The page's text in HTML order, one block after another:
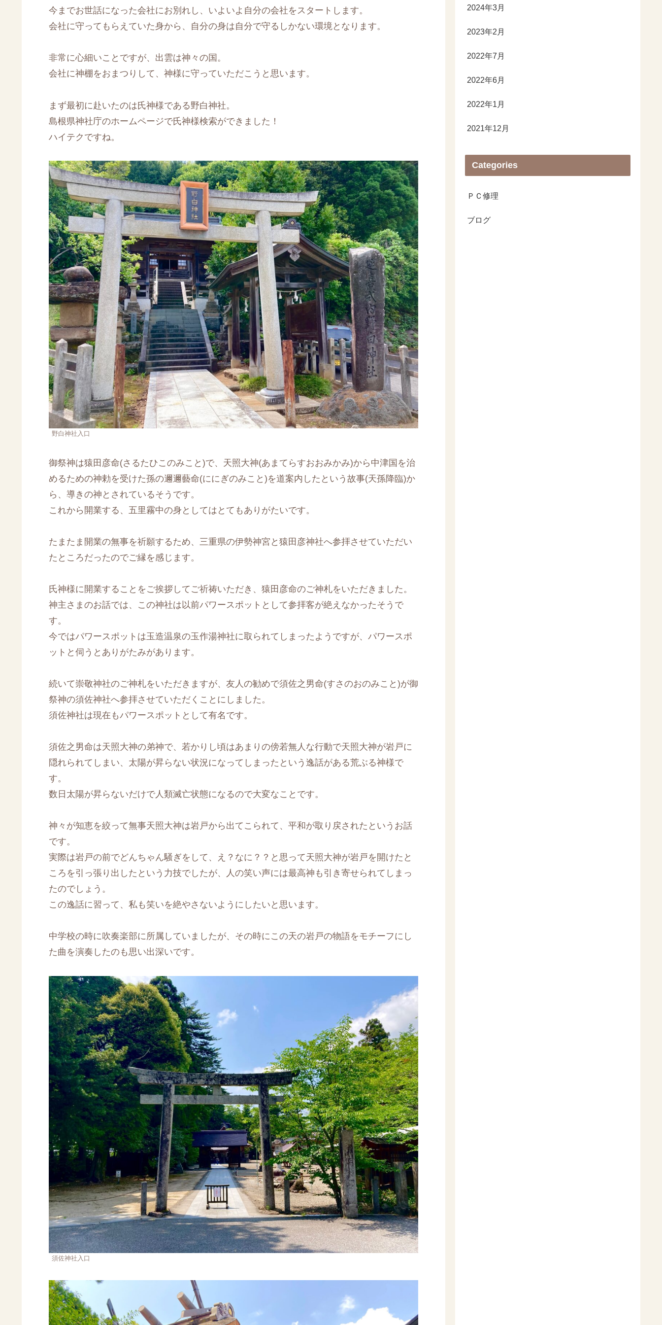
今までお世話になった会社にお別れし、いよいよ自分の会社をスタートします。
会社に守ってもらえていた身から、自分の身は自分で守るしかない環境となります。
非常に心細いことですが、出雲は神々の国。
会社に神棚をおまつりして、神様に守っていただこうと思います。
まず最初に赴いたのは氏神様である野白神社。
島根県神社庁のホームページで氏神様検索ができました！
ハイテクですね。
野白神社入口
御祭神は猿田彦命(さるたひこのみこと)で、天照大神(あまてらすおおみかみ)から中津国を治
めるための神勅を受けた孫の邇邇藝命(ににぎのみこと)を道案内したという故事(天孫降臨)か
ら、導きの神とされているそうです。
これから開業する、五里霧中の身としてはとてもありがたいです。
たまたま開業の無事を祈願するため、三重県の伊勢神宮と猿田彦神社へ参拝させていただい
たところだったのでご縁を感じます。
氏神様に開業することをご挨拶してご祈祷いただき、猿田彦命のご神札をいただきました。
神主さまのお話では、この神社は以前パワースポットとして参拝客が絶えなかったそうで
す。
今ではパワースポットは玉造温泉の玉作湯神社に取られてしまったようですが、パワースポ
ットと伺うとありがたみがあります。
続いて崇敬神社のご神札をいただきますが、友人の勧めで須佐之男命(すさのおのみこと)が御
祭神の須佐神社へ参拝させていただくことにしました。
須佐神社は現在もパワースポットとして有名です。
須佐之男命は天照大神の弟神で、若かりし頃はあまりの傍若無人な行動で天照大神が岩戸に
隠れられてしまい、太陽が昇らない状況になってしまったという逸話がある荒ぶる神様で
す。
数日太陽が昇らないだけで人類滅亡状態になるので大変なことです。
神々が知恵を絞って無事天照大神は岩戸から出てこられて、平和が取り戻されたというお話
です。
実際は岩戸の前でどんちゃん騒ぎをして、え？なに？？と思って天照大神が岩戸を開けたと
ころを引っ張り出したという力技でしたが、人の笑い声には最高神も引き寄せられてしまっ
たのでしょう。
この逸話に習って、私も笑いを絶やさないようにしたいと思います。
中学校の時に吹奏楽部に所属していましたが、その時にこの天の岩戸の物語をモチーフにし
た曲を演奏したのも思い出深いです。
須佐神社入口
2024年3月
2023年2月
2022年7月
2022年6月
2022年1月
2021年12月
Categories
ＰＣ修理
ブログ